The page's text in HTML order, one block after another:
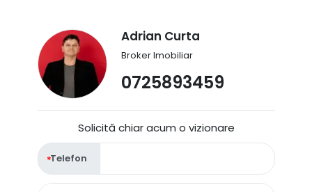
Adrian Curta
Broker Imobiliar
0725893459
Solicită chiar acum o vizionare
Telefon